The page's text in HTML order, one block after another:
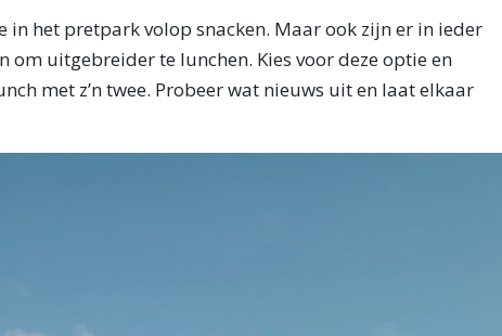
in het pretpark volop snacken. Maar ook zijn er in ieder
om uitgebreider te lunchen. Kies voor deze optie en
met z’n twee. Probeer wat nieuws uit en laat elkaar